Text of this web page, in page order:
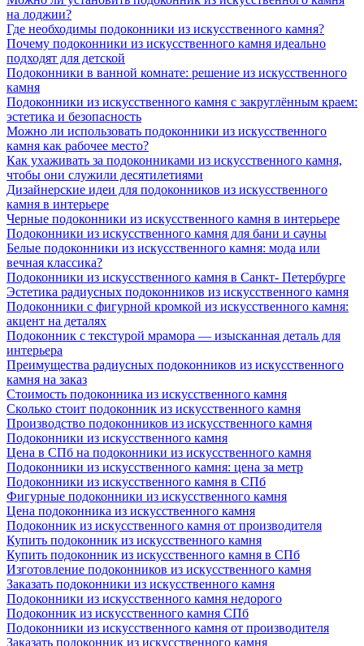
на лоджии?
Где необходимы подоконники из искусственного камня?
Почему подоконники из искусственного камня идеально
подходят для детской
Подоконники в ванной комнате: решение из искусственного
камня
Подоконники из искусственного камня с закруглённым краем:
эстетика и безопасность
Можно ли использовать подоконники из искусственного
камня как рабочее место?
Как ухаживать за подоконниками из искусственного камня,
чтобы они служили десятилетиями
Дизайнерские идеи для подоконников из искусственного
камня в интерьере
Черные подоконники из искусственного камня в интерьере
Подоконники из искусственного камня для бани и сауны
Белые подоконники из искусственного камня: мода или
вечная классика?
Подоконники из искусственного камня в Санкт- Петербурге
Эстетика радиусных подоконников из искусственного камня
Подоконники с фигурной кромкой из искусственного камня:
акцент на деталях
Подоконник с текстурой мрамора — изысканная деталь для
интерьера
Преимущества радиусных подоконников из искусственного
камня на заказ
Стоимость подоконника из искусственного камня
Сколько стоит подоконник из искусственного камня
Производство подоконников из искусственного камня
Подоконники из искусственного камня
Цена в СПб на подоконники из искусственного камня
Подоконники из искусственного камня: цена за метр
Подоконники из искусственного камня в СПб
Фигурные подоконники из искусственного камня
Цена подоконника из искусственного камня
Подоконник из искусственного камня от производителя
Купить подоконник из искусственного камня
Купить подоконник из искусственного камня в СПб
Изготовление подоконников из искусственного камня
Заказать подоконники из искусственного камня
Подоконники из искусственного камня недорого
Подоконник из искусственного камня СПб
Подоконники из искусственного камня от производителя
Заказать подоконник из искусственного камня